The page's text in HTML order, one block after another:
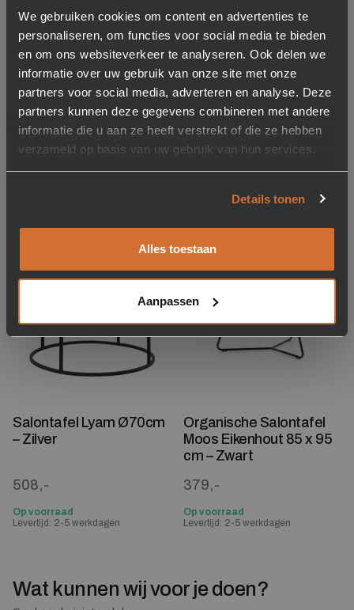
We gebruiken cookies om content en advertenties te
personaliseren, om functies voor social media te bieden
en om ons websiteverkeer te analyseren. Ook delen we
informatie over uw gebruik van onze site met onze
partners voor social media, adverteren en analyse. Deze
partners kunnen deze gegevens combineren met andere
informatie die u aan ze heeft verstrekt of die ze hebben
verzameld op basis van uw gebruik van hun services.
Details tonen
Alles toestaan
Aanpassen
Ronde Eettafel Maxim
mangohout marmer
130cm
799,-
Bijzettafel Garcon –
zwart
109,-
Op voorraad
Toevoegen aan verlanglijstje
Verwijderen van verlanglijst
Salontafel Lyam Ø70cm
– Zilver
508,-
Op voorraad
Levertijd: 2-5 werkdagen
Toevoegen aan
Verwijderen van verlanglijst
Organische Salontafel
Moos Eikenhout 85 x 95
cm – Zwart
379,-
Op voorraad
Levertijd: 2-5 werkdagen
Wat kunnen wij voor je doen?